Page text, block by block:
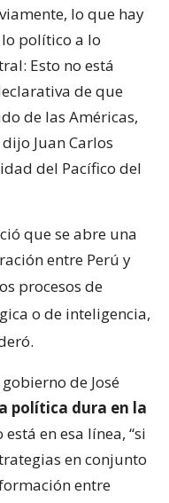
lo que hay
político a lo
Esto no está
de que
de las Américas,
Juan Carlos
del Pacífico del
que se abre una
entre Perú y
procesos de
o de inteligencia,
de José
política dura en la
en esa línea, “si
en conjunto
entre